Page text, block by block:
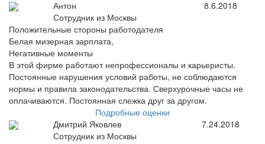
Антон
Сотрудник из Москвы
8.6.2018
Положительные стороны работодателя
Белая мизерная зарплата,
Негативные моменты
В этой фирме работают непрофессионалы и карьеристы.
Постоянные нарушения условий работы, не соблюдаются
нормы и правила законодательства. Сверхурочные часы не
оплачиваются. Постоянная слежка друг за другом.
Подробные оценки
Дмитрий Яковлев
Сотрудник из Москвы
7.24.2018